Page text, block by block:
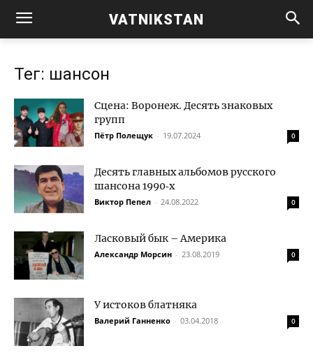
VATNIKSTAN
Тег: шансон
Сцена: Воронеж. Десять знаковых
групп
Пётр Полещук - 19.07.2024 0
Десять главных альбомов русского
шансона 1990‑х
Виктор Пепел - 24.08.2022 0
Ласковый бык – Америка
Александр Морсин - 23.08.2019 0
У истоков блатняка
Валерий Ганненко - 03.04.2018 0